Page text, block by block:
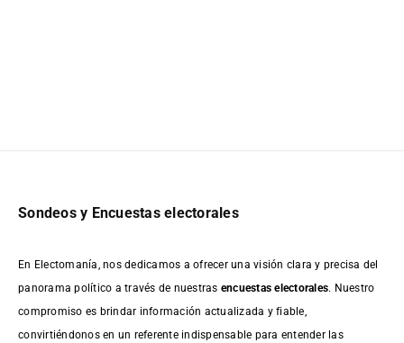
Sondeos y Encuestas electorales
En Electomanía, nos dedicamos a ofrecer una visión clara y precisa del
panorama político a través de nuestras encuestas electorales. Nuestro
compromiso es brindar información actualizada y fiable,
convirtiéndonos en un referente indispensable para entender las